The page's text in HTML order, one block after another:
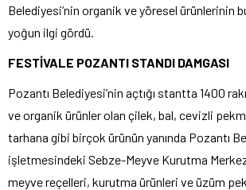
Belediyesi’nin organik ve yöresel ürünlerinin
yoğun ilgi gördü.
FESTİVALE POZANTI STANDI DAMGASI
Pozantı Belediyesi’nin açtığı stantta 1400
ve organik ürünler olan çilek, bal, cevizli
tarhana gibi birçok ürünün yanında Pozantı
işletmesindeki Sebze-Meyve Kurutma
meyve reçelleri, kurutma ürünleri ve üzüm